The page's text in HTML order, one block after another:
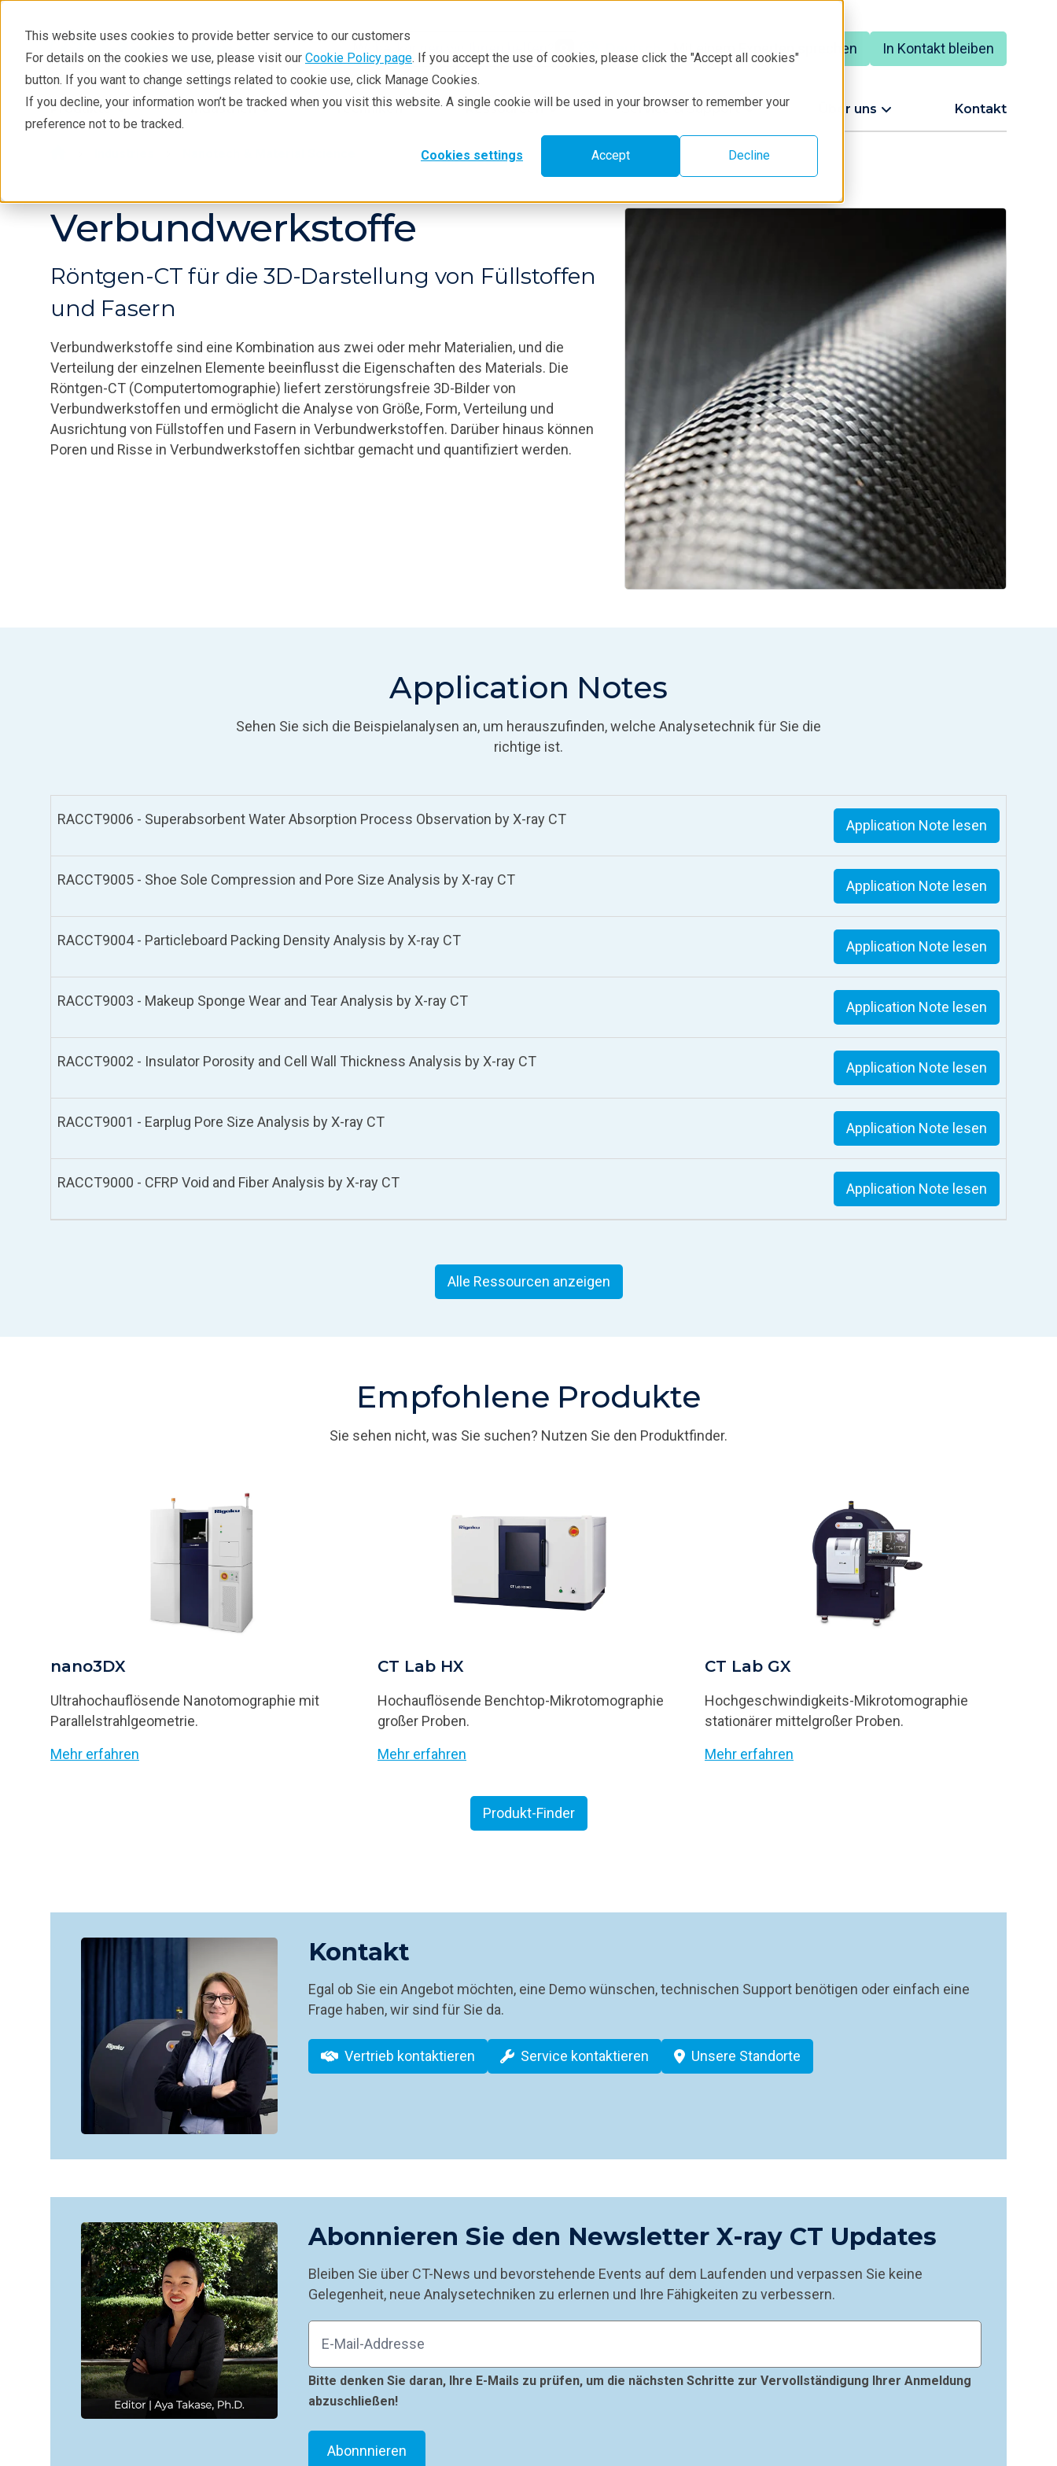
This website uses cookies to provide better service to our customers
For details on the cookies we use, please visit our Cookie Policy page. If you accept the use of cookies, please click the "Accept all cookies"
button. If you want to change settings related to cookie use, click Manage Cookies.
If you decline, your information won’t be tracked when you visit this website. A single cookie will be used in your browser to remember your
preference not to be tracked.
Cookies settings Accept Decline
Mit einem Experten sprechen In Kontakt bleiben
Produkte Industrien Techniken Ressourcen Service & Support Über uns Kontakt
Verbundwerkstoffe
Röntgen-CT für die 3D-Darstellung von Füllstoffen
und Fasern
Verbundwerkstoffe sind eine Kombination aus zwei oder mehr Materialien, und die
Verteilung der einzelnen Elemente beeinflusst die Eigenschaften des Materials. Die
Röntgen-CT (Computertomographie) liefert zerstörungsfreie 3D-Bilder von
Verbundwerkstoffen und ermöglicht die Analyse von Größe, Form, Verteilung und
Ausrichtung von Füllstoffen und Fasern in Verbundwerkstoffen. Darüber hinaus können
Poren und Risse in Verbundwerkstoffen sichtbar gemacht und quantifiziert werden.
Application Notes
Sehen Sie sich die Beispielanalysen an, um herauszufinden, welche Analysetechnik für Sie die
richtige ist.
RACCT9006 - Superabsorbent Water Absorption Process Observation by X-ray CT Application Note lesen
RACCT9005 - Shoe Sole Compression and Pore Size Analysis by X-ray CT Application Note lesen
RACCT9004 - Particleboard Packing Density Analysis by X-ray CT Application Note lesen
RACCT9003 - Makeup Sponge Wear and Tear Analysis by X-ray CT Application Note lesen
RACCT9002 - Insulator Porosity and Cell Wall Thickness Analysis by X-ray CT Application Note lesen
RACCT9001 - Earplug Pore Size Analysis by X-ray CT Application Note lesen
RACCT9000 - CFRP Void and Fiber Analysis by X-ray CT Application Note lesen
Alle Ressourcen anzeigen
Empfohlene Produkte
Sie sehen nicht, was Sie suchen? Nutzen Sie den Produktfinder.
nano3DX
Ultrahochauflösende Nanotomographie mit
Parallelstrahlgeometrie.
Mehr erfahren
CT Lab HX
Hochauflösende Benchtop-Mikrotomographie
großer Proben.
Mehr erfahren
CT Lab GX
Hochgeschwindigkeits-Mikrotomographie
stationärer mittelgroßer Proben.
Mehr erfahren
Produkt-Finder
Kontakt
Egal ob Sie ein Angebot möchten, eine Demo wünschen, technischen Support benötigen oder einfach eine
Frage haben, wir sind für Sie da.
Vertrieb kontaktieren Service kontaktieren Unsere Standorte
Abonnieren Sie den Newsletter X-ray CT Updates
Bleiben Sie über CT-News und bevorstehende Events auf dem Laufenden und verpassen Sie keine
Gelegenheit, neue Analysetechniken zu erlernen und Ihre Fähigkeiten zu verbessern.
Bitte denken Sie daran, Ihre E-Mails zu prüfen, um die nächsten Schritte zur Vervollständigung Ihrer Anmeldung
abzuschließen!